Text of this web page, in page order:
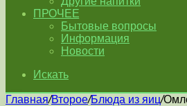
ПРОЧЕЕ
Бытовые вопросы
Информация
Новости
Искать
Главная/Второе/Блюда из яиц/